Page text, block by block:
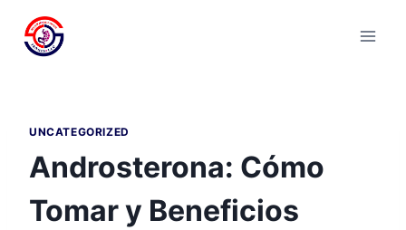
content
UNCATEGORIZED
Androsterona: Cómo
Tomar y Beneficios